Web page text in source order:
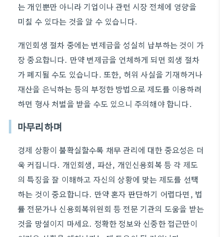
는 개인뿐만 아니라 기업이나 관련 시장 전체에 영향을
미칠 수 있다는 것을 알 수 있습니다.
개인회생 절차 중에는 변제금을 성실히 납부하는 것이 가
장 중요합니다. 만약 변제금을 연체하게 되면 회생 절차
가 폐지될 수도 있습니다. 또한, 허위 사실을 기재하거나
재산을 은닉하는 등의 부정한 방법으로 제도를 이용하려
하면 형사 처벌을 받을 수도 있으니 주의해야 합니다.
마무리하며
경제 상황이 불확실할수록 채무 관리에 대한 중요성은 더
욱 커집니다. 개인회생, 파산, 개인신용회복 등 각 제도
의 특징을 잘 이해하고 자신의 상황에 맞는 제도를 선택
하는 것이 중요합니다. 만약 혼자 판단하기 어렵다면, 법
률 전문가나 신용회복위원회 등 전문 기관의 도움을 받는
것을 망설이지 마세요. 정확한 정보와 신중한 접근만이